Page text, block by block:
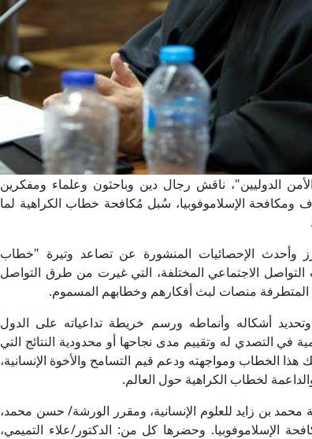
الدوليين"، ناقش رجال دين وباحثون وعلماء ومفكرين
الإسلاموفوبيا، سُبل مُكافحة خطاب الكراهية لما
الإحصائيات المنشورة عن تصاعد وتيرة "خطاب
الاجتماعي المختلفة، التي غيرت من طرق التواصل
المتطرفة منصات لبث أفكارهم وخطابهم المسموم.
أشكاله وأنماطه ورسم خريطة تداعياته على الدول
في التصدي له وتقييم مدى نجاحها أو محدودية النتائج التي
هذا الخطاب ومواجهته ودعم قيم التسامح والأخوة الإنسانية،
لخطاب الكراهية حول العالم.
محمد بن زايد للعلوم الإنسانية، ومقرر الورشة/ حسن محمد،
الإسلاموفوبيا. وحضرها كل من: الدكتور/علاء التميمي،